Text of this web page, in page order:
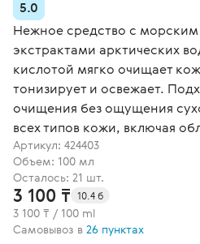
5.0
Нежное средство с
экстрактами арктических
кислотой мягко очищает
тонизирует и освежает.
очищения без ощущения
всех типов кожи, включая
Артикул: 424403
Объем: 100 мл
Осталось: 21 шт.
3 100 ₸ 10.4 б
3 100 ₸ / 100 ml
Самовывоз в 26 пунктах